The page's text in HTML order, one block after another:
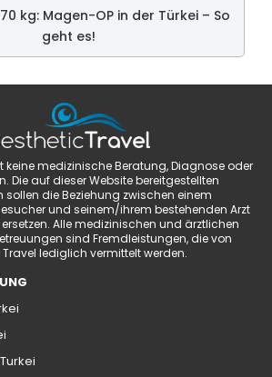
kg: Magen-OP in der Türkei – So
geht es!
keine medizinische Beratung, Diagnose oder
Die auf dieser Website bereitgestellten
die Beziehung zwischen einem
und seinem/ihrem bestehenden Arzt
Alle medizinischen und ärztlichen
sind Fremdleistungen, die von
lediglich vermittelt werden.